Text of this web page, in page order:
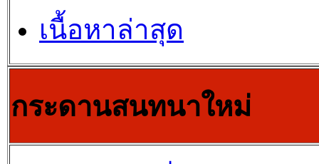
เนื้อหาล่าสุด
กระดานสนทนาใหม่